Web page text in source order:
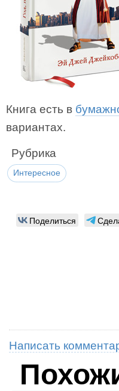
Книга есть в
вариантах.
Рубрика
Интересное
Поделиться
Написать